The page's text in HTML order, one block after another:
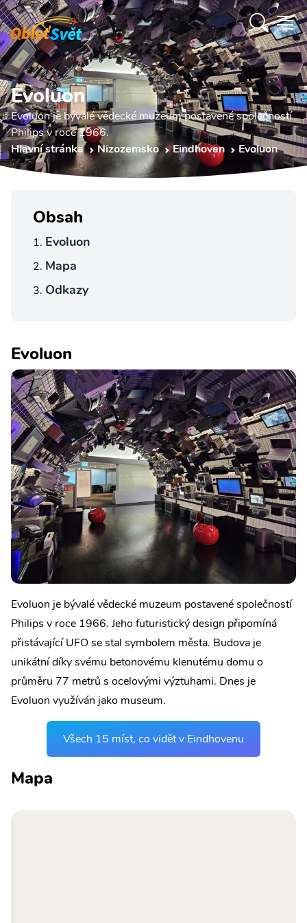
Evoluon
Evoluon je bývalé vědecké muzeum postavené společností
Philips v roce 1966.
Hlavní stránka
Nizozemsko Eindhoven Evoluon
Obsah
Evoluon
Mapa
Odkazy
Evoluon
Evoluon je bývalé vědecké muzeum postavené společností
Philips v roce 1966. Jeho futuristický design připomíná
přistávající UFO se stal symbolem města. Budova je
unikátní díky svému betonovému klenutému domu o
průměru 77 metrů s ocelovými výztuhami. Dnes je
Evoluon využíván jako museum.
Všech 15 míst, co vidět v Eindhovenu
Mapa